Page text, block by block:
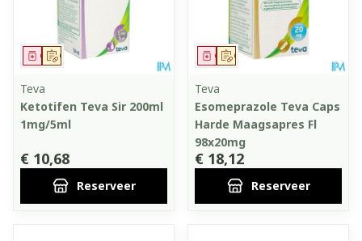
Op voorschrift
Geneesmiddel
Teva
Ketotifen Teva Sir 200ml
1mg/5ml
€ 10,68
Reserveer
Op voorschrift
Geneesmiddel
Teva
Esomeprazole Teva Caps
Harde Maagsapres Fl
98x20mg
€ 18,12
Reserveer